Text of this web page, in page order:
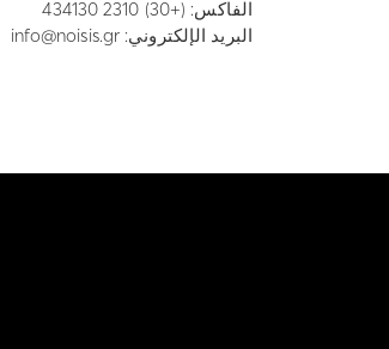
الفاكس: (+30) 2310 434130
البريد الإلكتروني: info@noisis.gr